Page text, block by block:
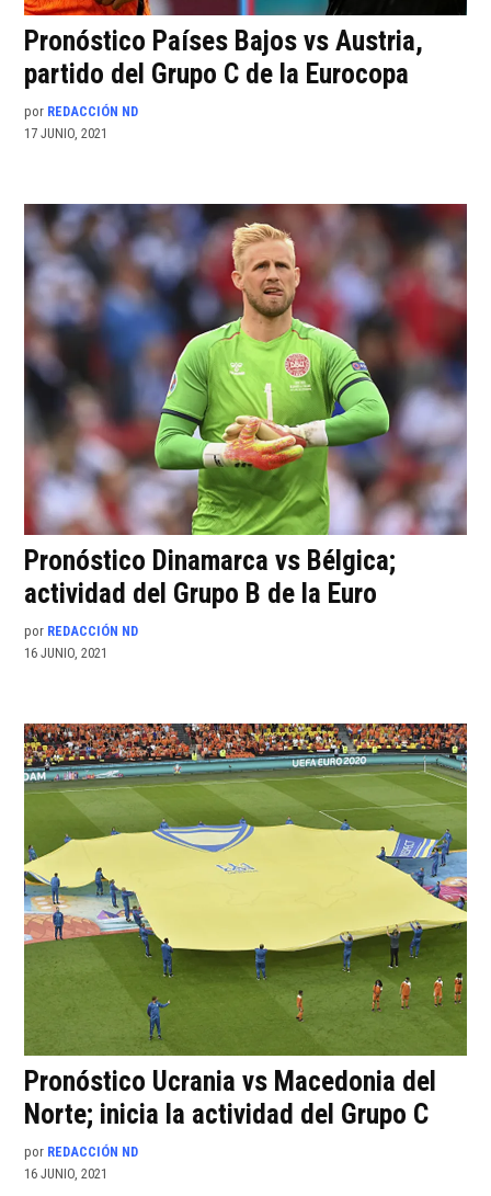
Pronóstico Países Bajos vs Austria,
partido del Grupo C de la Eurocopa
por REDACCIÓN ND
17 JUNIO, 2021
Pronóstico Dinamarca vs Bélgica;
actividad del Grupo B de la Euro
por REDACCIÓN ND
16 JUNIO, 2021
Pronóstico Ucrania vs Macedonia del
Norte; inicia la actividad del Grupo C
por REDACCIÓN ND
16 JUNIO, 2021